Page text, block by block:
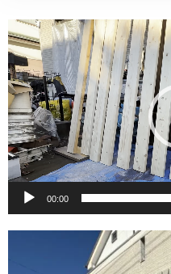
動
画
プ
レ
ー
ヤ
ー
00:00